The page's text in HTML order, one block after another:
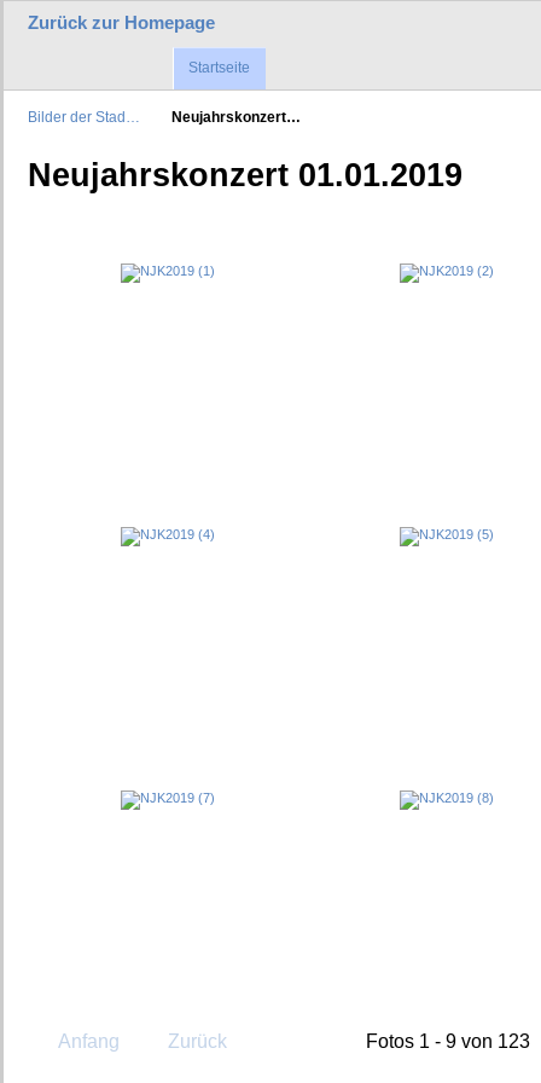
Zurück zur Homepage
Startseite
Bilder der Stad… Neujahrskonzert…
Neujahrskonzert 01.01.2019
Anfang Zurück Fotos 1 - 9 von 123